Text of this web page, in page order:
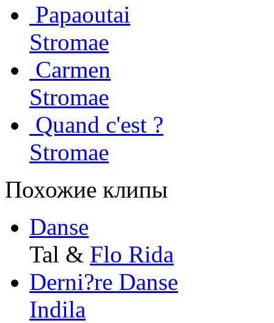
Papaoutai
Stromae
Carmen
Stromae
Quand c'est ?
Stromae
Похожие клипы
Danse
Tal & Flo Rida
Derni?re Danse
Indila